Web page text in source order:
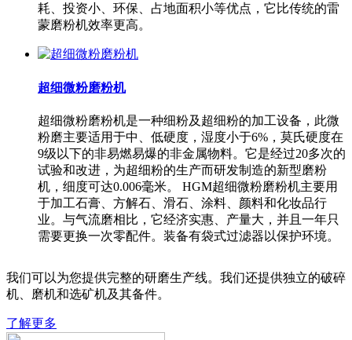
耗、投资小、环保、占地面积小等优点，它比传统的雷
蒙磨粉机效率更高。
超细微粉磨粉机
超细微粉磨粉机是一种细粉及超细粉的加工设备，此微
粉磨主要适用于中、低硬度，湿度小于6%，莫氏硬度在
9级以下的非易燃易爆的非金属物料。它是经过20多次的
试验和改进，为超细粉的生产而研发制造的新型磨粉
机，细度可达0.006毫米。 HGM超细微粉磨粉机主要用
于加工石膏、方解石、滑石、涂料、颜料和化妆品行
业。与气流磨相比，它经济实惠、产量大，并且一年只
需要更换一次零配件。装备有袋式过滤器以保护环境。
我们可以为您提供完整的研磨生产线。我们还提供独立的破碎
机、磨机和选矿机及其备件。
了解更多